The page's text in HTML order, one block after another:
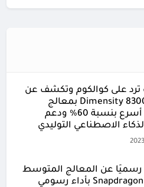
ترد على كوالكوم وتكشف عن
معالج Dimensity 8300 بمعالج
رسومي أسرع بنسبة 60% ودعم
الاصطناعي التوليدي
عن المعالج المتوسط
Snapdragon 7 Gen 3 بأداء رسومي